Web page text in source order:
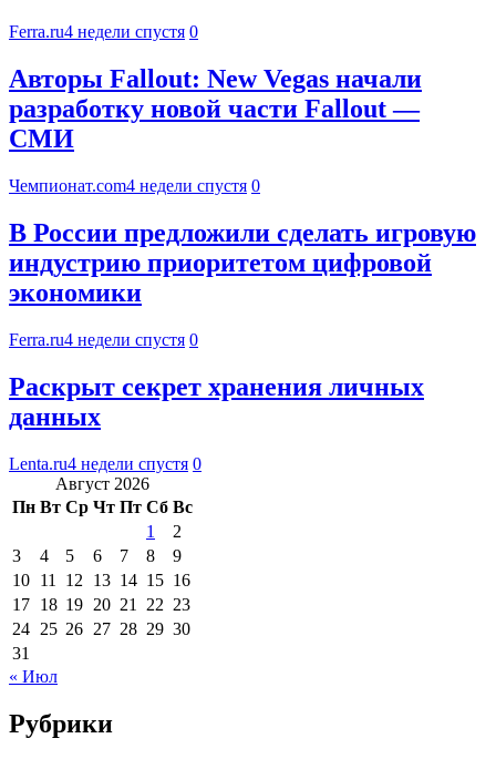
Ferra.ru4 недели спустя 0
Авторы Fallout: New Vegas начали
разработку новой части Fallout —
СМИ
Чемпионат.com4 недели спустя 0
В России предложили сделать игровую
индустрию приоритетом цифровой
экономики
Ferra.ru4 недели спустя 0
Раскрыт секрет хранения личных
данных
Lenta.ru4 недели спустя 0
Август 2026
Пн Вт Ср Чт Пт Сб Вс
1
2
3
4 5 6 7 8
9
10 11 12 13 14 15 16
17 18 19 20 21 22 23
24 25 26 27 28 29 30
31
« Июл
Рубрики